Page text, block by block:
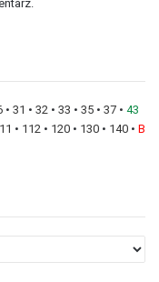
• 31 • 32 • 33 • 35 • 37 • 43
• 112 • 120 • 130 • 140 • B